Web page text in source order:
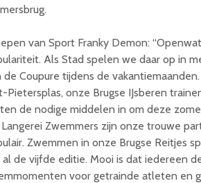
van Sport Franky Demon:
Als Stad spelen we daar op in
de Coupure tijdens de
Pietersplas, onze Brugse IJsberen
de nodige middelen in om deze
Zwemmers zijn onze trouwe
Zwemmen in onze Brugse Reitjes
de vijfde editie. Mooi is dat iedereen
voor getrainde atleten en